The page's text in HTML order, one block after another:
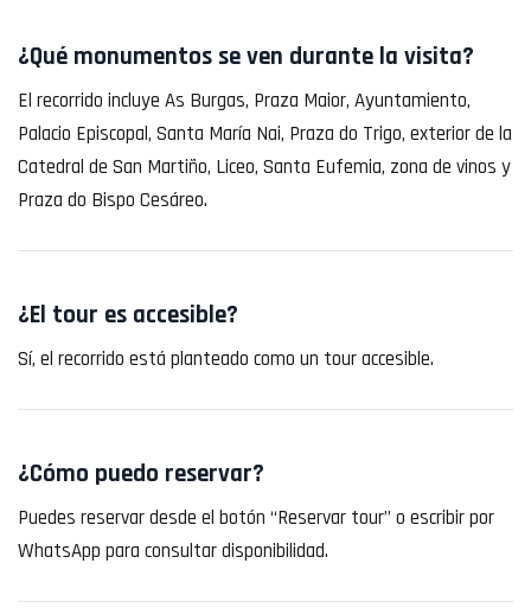
¿Qué monumentos se ven durante la visita?
El recorrido incluye As Burgas, Praza Maior, Ayuntamiento,
Palacio Episcopal, Santa María Nai, Praza do Trigo, exterior de la
Catedral de San Martiño, Liceo, Santa Eufemia, zona de vinos y
Praza do Bispo Cesáreo.
¿El tour es accesible?
Sí, el recorrido está planteado como un tour accesible.
¿Cómo puedo reservar?
Puedes reservar desde el botón “Reservar tour” o escribir por
WhatsApp para consultar disponibilidad.